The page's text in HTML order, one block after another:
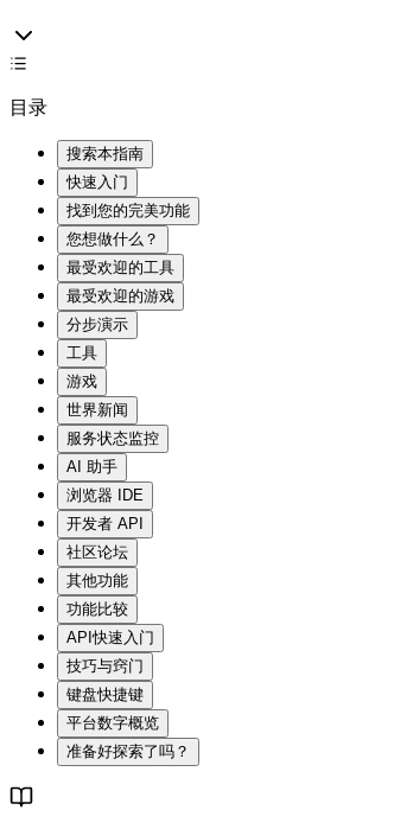
目录
搜索本指南
快速入门
找到您的完美功能
您想做什么？
最受欢迎的工具
最受欢迎的游戏
分步演示
工具
游戏
世界新闻
服务状态监控
AI 助手
浏览器 IDE
开发者 API
社区论坛
其他功能
功能比较
API快速入门
技巧与窍门
键盘快捷键
平台数字概览
准备好探索了吗？